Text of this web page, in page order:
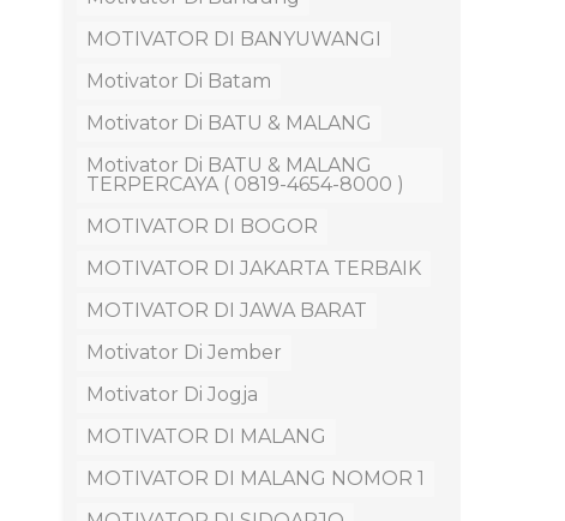
MOTIVATOR DI BANYUWANGI
Motivator Di Batam
Motivator Di BATU & MALANG
Motivator Di BATU & MALANG
TERPERCAYA ( 0819-4654-8000 )
MOTIVATOR DI BOGOR
MOTIVATOR DI JAKARTA TERBAIK
MOTIVATOR DI JAWA BARAT
Motivator Di Jember
Motivator Di Jogja
MOTIVATOR DI MALANG
MOTIVATOR DI MALANG NOMOR 1